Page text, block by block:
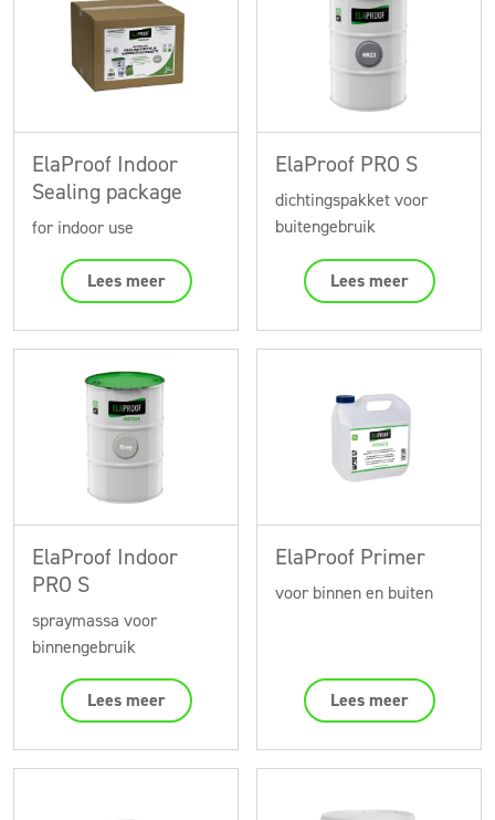
ElaProof Indoor
Sealing package
for indoor use
Lees meer
ElaProof PRO S
dichtingspakket voor
buitengebruik
Lees meer
ElaProof Indoor
PRO S
spraymassa voor
binnengebruik
Lees meer
ElaProof Primer
voor binnen en buiten
Lees meer